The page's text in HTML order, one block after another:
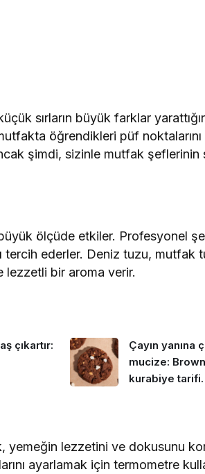
sırların büyük farklar
öğrendikleri püf
şimdi, sizinle mutfak şeflerinin
ölçüde etkiler. Profesyonel
tercih ederler. Deniz tuzu, mutfak
lezzetli bir aroma verir.
çıkartır:
Çayın yanına
mucize:
kurabiye
yemeğin lezzetini ve dokusunu
ayarlamak için termometre